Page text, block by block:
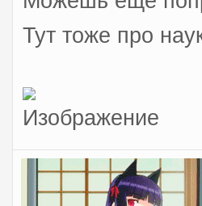
Тут тоже про